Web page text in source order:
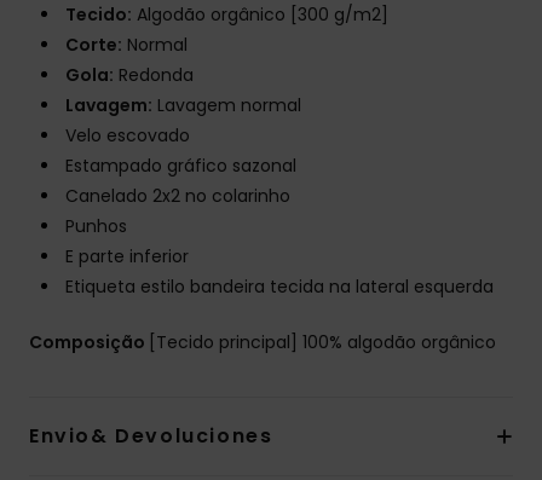
Tecido: Algodão orgânico [300 g/m2]
Corte: Normal
Gola: Redonda
Lavagem: Lavagem normal
Velo escovado
Estampado gráfico sazonal
Canelado 2x2 no colarinho
Punhos
E parte inferior
Etiqueta estilo bandeira tecida na lateral esquerda
Composição [Tecido principal] 100% algodão orgânico
Envio& Devoluciones